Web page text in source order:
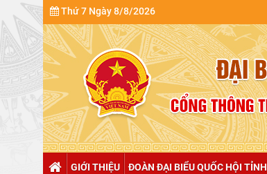
Thứ 7 Ngày 8/8/2026
GIỚI THIỆU ĐOÀN ĐẠI BIỂU QUỐC HỘI TỈNH